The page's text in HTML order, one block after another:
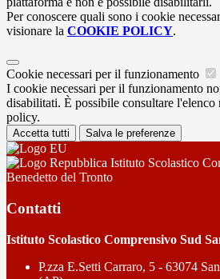
Per conoscere quali sono i cookie
visionare la COOKIE POLICY.
Cookie necessari per il funzionamento
I cookie necessari per il funzionamento
disabilitati. È possibile consultare
policy.
Accetta tutti Salva le preferenze
Istituto Scolastico
Benedetto del Tronto
Contatti
Istituto Scolastico Comprensivo Sud
P.zza E.Setti Carraro, 5 - 63074